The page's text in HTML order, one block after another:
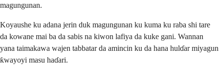
magungunan.
Koyaushe ku adana jerin duk magungunan ku kuma ku raba shi tare
da kowane mai ba da sabis na kiwon lafiya da kuke gani. Wannan
yana taimakawa wajen tabbatar da amincin ku da hana hulɗar miyagun
ƙwayoyi masu haɗari.